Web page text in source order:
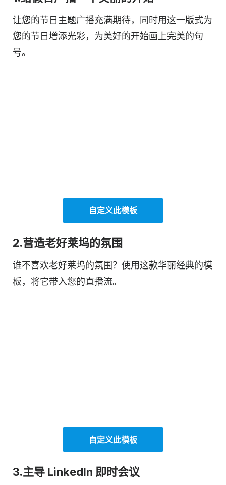
让您的节日主题广播充满期待，同时用这一版式为
您的节日增添光彩，为美好的开始画上完美的句
号。
自定义此模板
2.营造老好莱坞的氛围
谁不喜欢老好莱坞的氛围？使用这款华丽经典的模
板，将它带入您的直播流。
自定义此模板
3.主导 LinkedIn 即时会议